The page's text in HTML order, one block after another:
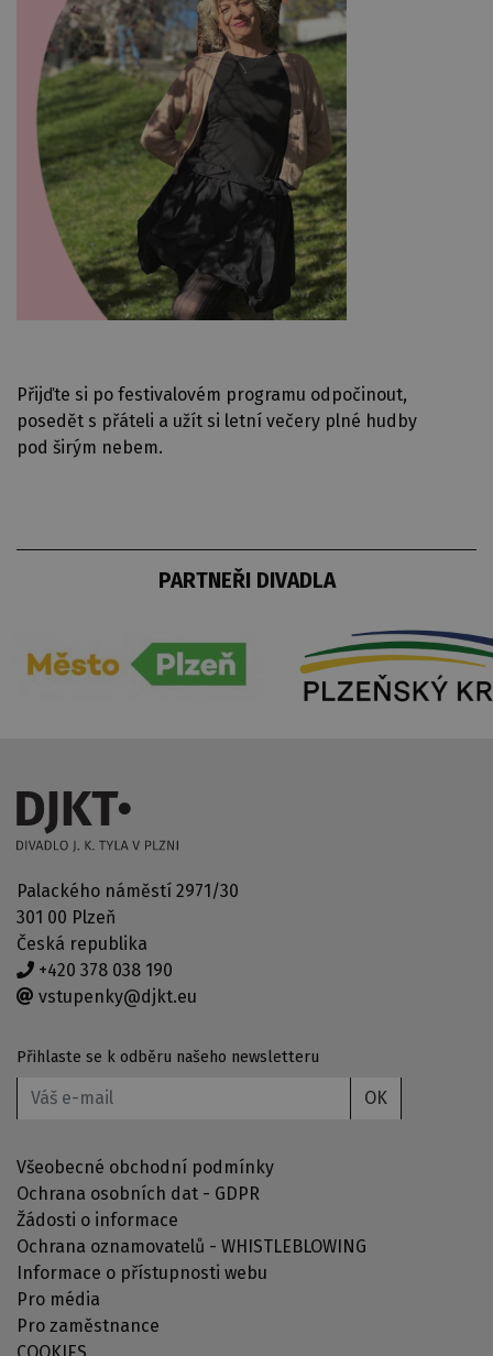
Přijďte si po festivalovém programu odpočinout,
posedět s přáteli a užít si letní večery plné hudby
pod širým nebem.
PARTNEŘI DIVADLA
Palackého náměstí 2971/30
301 00 Plzeň
Česká republika
+420 378 038 190
vstupenky@djkt.eu
Přihlaste se k odběru našeho newsletteru
OK
Všeobecné obchodní podmínky
Ochrana osobních dat - GDPR
Žádosti o informace
Ochrana oznamovatelů - WHISTLEBLOWING
Informace o přístupnosti webu
Pro média
Pro zaměstnance
COOKIES